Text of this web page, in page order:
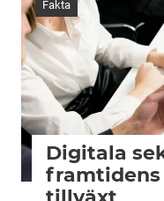
Fakta
Digitala
framtidens